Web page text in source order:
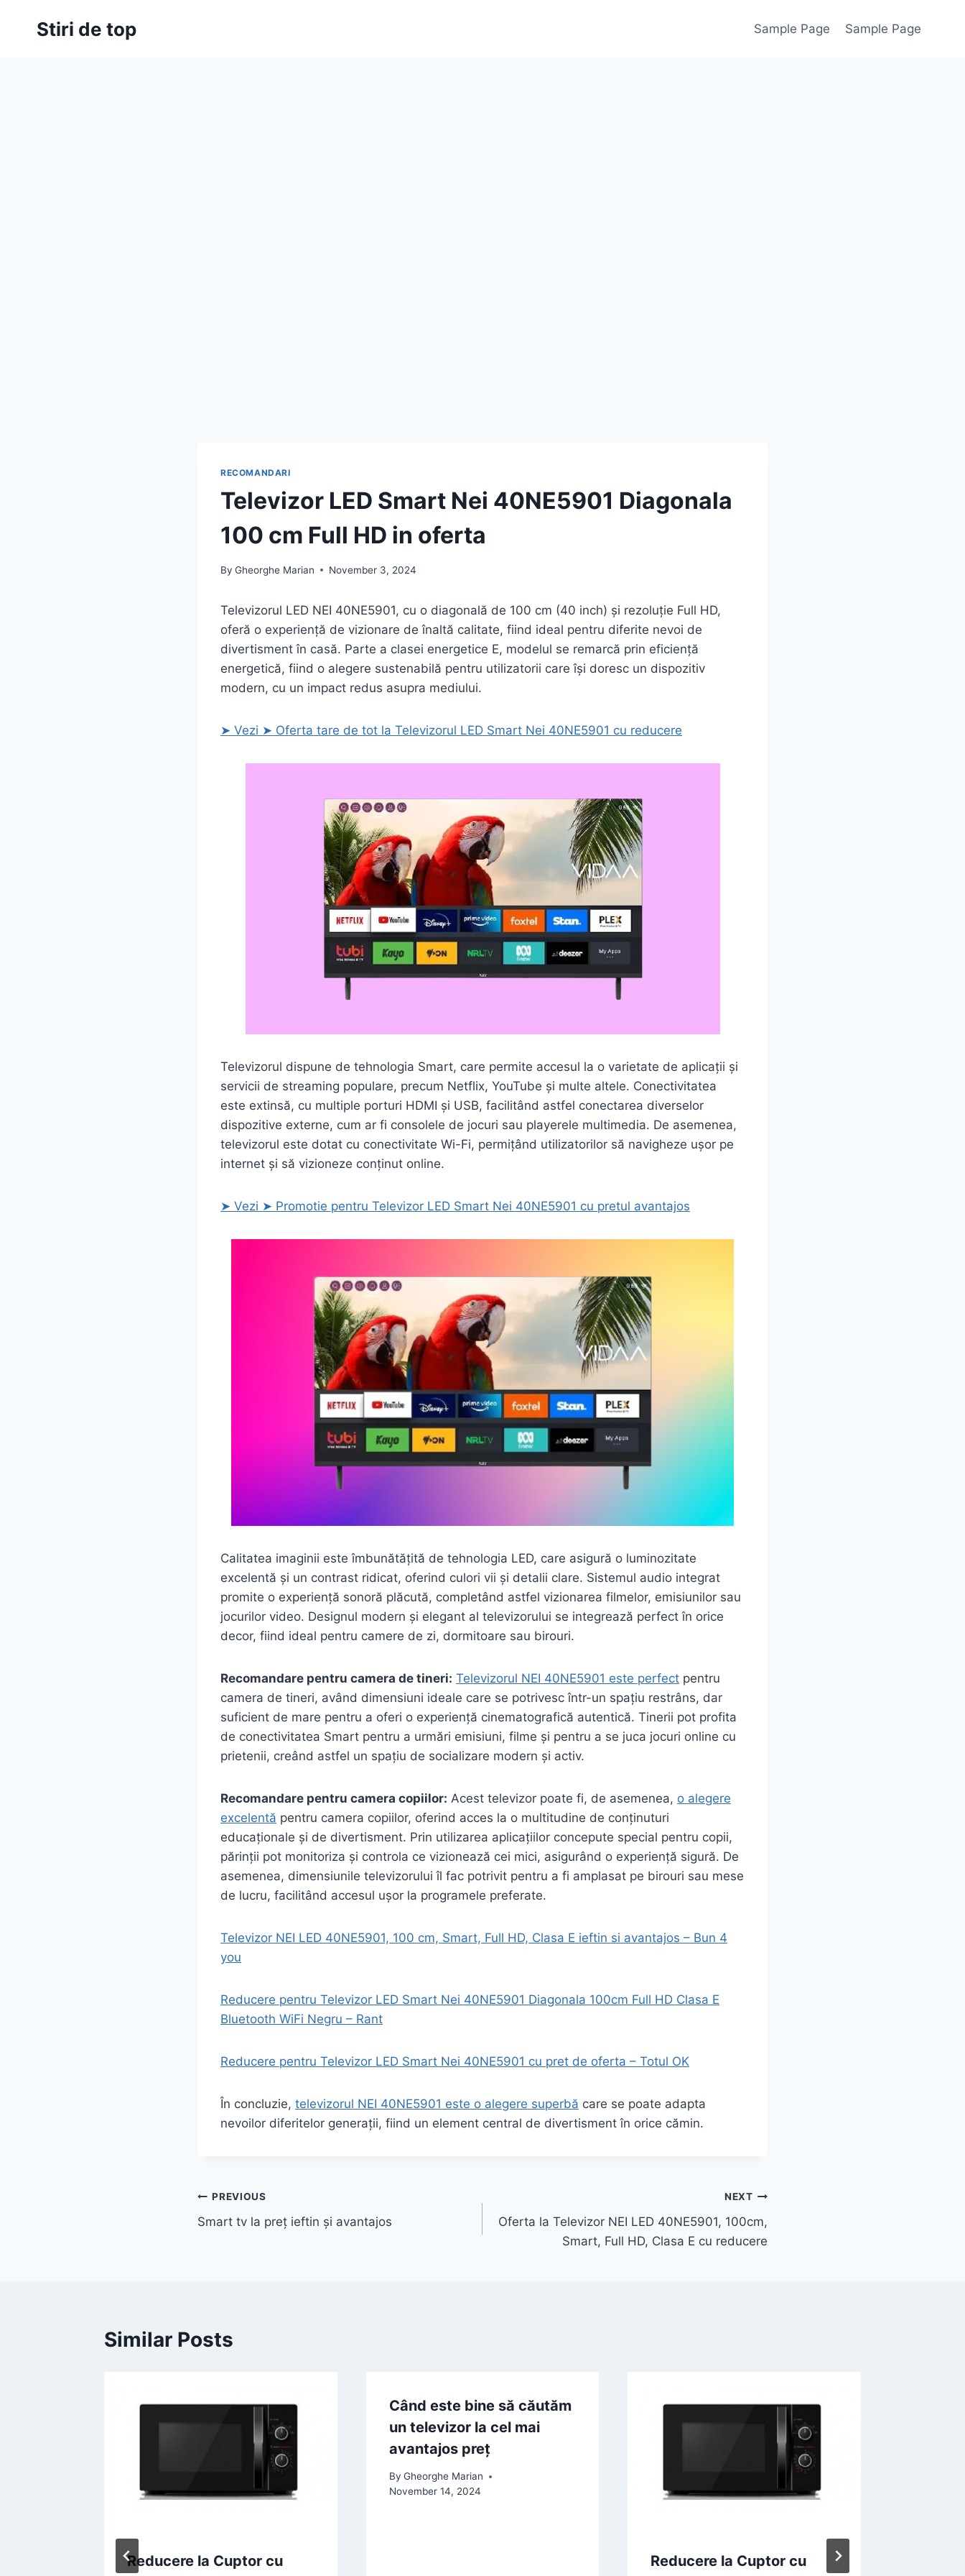
Stiri de top Sample Page Sample Page
RECOMANDARI
Televizor LED Smart Nei 40NE5901 Diagonala
100 cm Full HD in oferta
By Gheorghe Marian November 3, 2024
Televizorul LED NEI 40NE5901, cu o diagonală de 100 cm (40 inch) și rezoluție Full HD,
oferă o experiență de vizionare de înaltă calitate, fiind ideal pentru diferite nevoi de
divertisment în casă. Parte a clasei energetice E, modelul se remarcă prin eficiență
energetică, fiind o alegere sustenabilă pentru utilizatorii care își doresc un dispozitiv
modern, cu un impact redus asupra mediului.
➤ Vezi ➤ Oferta tare de tot la Televizorul LED Smart Nei 40NE5901 cu reducere
Televizorul dispune de tehnologia Smart, care permite accesul la o varietate de aplicații și
servicii de streaming populare, precum Netflix, YouTube și multe altele. Conectivitatea
este extinsă, cu multiple porturi HDMI și USB, facilitând astfel conectarea diverselor
dispozitive externe, cum ar fi consolele de jocuri sau playerele multimedia. De asemenea,
televizorul este dotat cu conectivitate Wi-Fi, permițând utilizatorilor să navigheze ușor pe
internet și să vizioneze conținut online.
➤ Vezi ➤ Promotie pentru Televizor LED Smart Nei 40NE5901 cu pretul avantajos
Calitatea imaginii este îmbunătățită de tehnologia LED, care asigură o luminozitate
excelentă și un contrast ridicat, oferind culori vii și detalii clare. Sistemul audio integrat
promite o experiență sonoră plăcută, completând astfel vizionarea filmelor, emisiunilor sau
jocurilor video. Designul modern și elegant al televizorului se integrează perfect în orice
decor, fiind ideal pentru camere de zi, dormitoare sau birouri.
Recomandare pentru camera de tineri: Televizorul NEI 40NE5901 este perfect pentru
camera de tineri, având dimensiuni ideale care se potrivesc într-un spațiu restrâns, dar
suficient de mare pentru a oferi o experiență cinematografică autentică. Tinerii pot profita
de conectivitatea Smart pentru a urmări emisiuni, filme și pentru a se juca jocuri online cu
prietenii, creând astfel un spațiu de socializare modern și activ.
Recomandare pentru camera copiilor: Acest televizor poate fi, de asemenea, o alegere
excelentă pentru camera copiilor, oferind acces la o multitudine de conținuturi
educaționale și de divertisment. Prin utilizarea aplicațiilor concepute special pentru copii,
părinții pot monitoriza și controla ce vizionează cei mici, asigurând o experiență sigură. De
asemenea, dimensiunile televizorului îl fac potrivit pentru a fi amplasat pe birouri sau mese
de lucru, facilitând accesul ușor la programele preferate.
Televizor NEI LED 40NE5901, 100 cm, Smart, Full HD, Clasa E ieftin si avantajos – Bun 4
you
Reducere pentru Televizor LED Smart Nei 40NE5901 Diagonala 100cm Full HD Clasa E
Bluetooth WiFi Negru – Rant
Reducere pentru Televizor LED Smart Nei 40NE5901 cu pret de oferta – Totul OK
În concluzie, televizorul NEI 40NE5901 este o alegere superbă care se poate adapta
nevoilor diferitelor generații, fiind un element central de divertisment în orice cămin.
Post
navigation
PREVIOUS
Smart tv la preț ieftin și avantajos
NEXT
Oferta la Televizor NEI LED 40NE5901, 100cm,
Smart, Full HD, Clasa E cu reducere
Similar Posts
Reducere la Cuptor cu
Când este bine să căutăm
un televizor la cel mai
avantajos preț
By Gheorghe Marian
November 14, 2024
Reducere la Cuptor cu